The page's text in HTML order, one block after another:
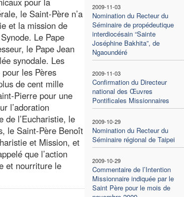
2009-11-03
Nomination du Recteur du
Séminaire de propédeutique
interdiocésain “Sainte
Joséphine Bakhita”, de
Ngaoundéré
2009-11-03
Confirmation du Directeur
national des Œuvres
Pontificales Missionnaires
2009-10-29
Nomination du Recteur du
Séminaire régional de Taipei
2009-10-29
Commentaire de l’Intention
Missionnaire indiquée par le
Saint Père pour le mois de
le Saint-Père n’a
et la mission de
Le Pape
le Pape Jean
synodale. Les
les Pères
de cent mille
Pierre pour une
l’adoration
de l’Eucharistie, le
le Saint-Père Benoît
et Mission, et
que l’action
et nourriture le